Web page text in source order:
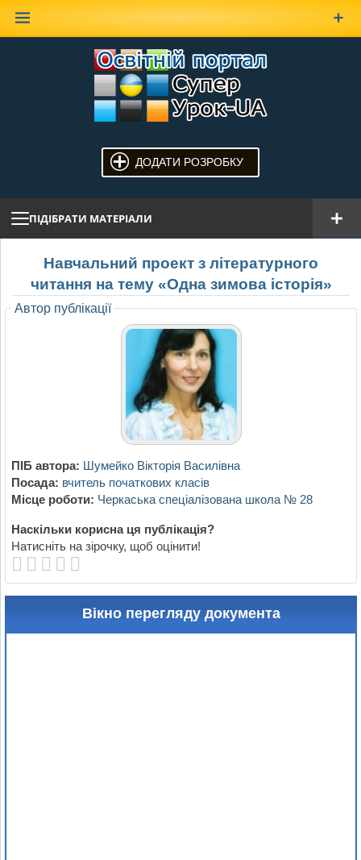
ДОДАТИ РОЗРОБКУ
ПІДІБРАТИ МАТЕРІАЛИ
Навчальний проект з літературного
читання на тему «Одна зимова історія»
Автор публікації
ПІБ автора: Шумейко Вікторія Василівна
Посада: вчитель початкових класів
Місце роботи: Черкаська спеціалізована школа № 28
Наскільки корисна ця публікація?
Натисніть на зірочку, щоб оцінити!
Вікно перегляду документа